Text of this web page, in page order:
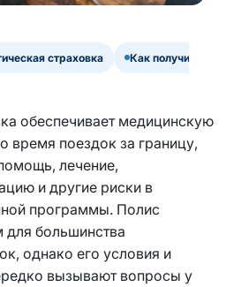
страховка Как получить
обеспечивает медицинскую
время поездок за границу,
лечение,
и другие риски в
программы. Полис
для большинства
однако его условия и
вызывают вопросы у